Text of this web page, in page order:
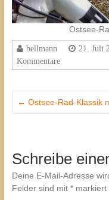
Ostsee-
bellmann 21. Juli
Kommentare
← Ostsee-Rad-Klassik
Schreibe
Deine E-Mail-Adresse
Felder sind mit *markiert